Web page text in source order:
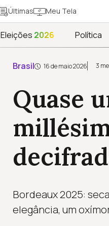
Últimas Meu Tela
Eleições 2026 Política
Brasil 16 de maio 2026 3
Quase
Bordeaux 2025:
elegância, um